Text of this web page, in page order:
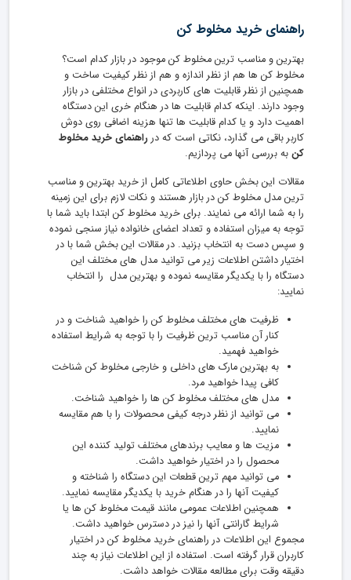
راهنمای خرید مخلوط کن
بهترین و مناسب ترین مخلوط کن موجود در بازار کدام است؟
مخلوط کن ها هم از نظر اندازه و هم از نظر کیفیت ساخت و
همچنین از نظر قابلیت های کاربردی در انواع مختلفی در بازار
وجود دارند. اینکه کدام قابلیت ها در هنگام خری این دستگاه
اهمیت دارد و یا کدام قابلیت ها تنها هزینه اضافی روی دوش
کاربر باقی می گذارد، نکاتی است که درراهنمای خرید مخلوط
کن به بررسی آنها می پردازیم.
مقالات این بخش حاوی اطلاعاتی کامل از خرید بهترین و مناسب
ترین مدل مخلوط کن در بازار هستند و نکات لازم برای این زمینه
را به شما ارائه می نمایند. برای خرید مخلوط کن ابتدا باید شما با
توجه به میزان استفاده و تعداد اعضای خانواده نیاز سنجی نموده
و سپس دست به انتخاب بزنید. در مقالات این بخش شما با در
اختیار داشتن اطلاعات زیر می توانید مدل های مختلف این
دستگاه را با یکدیگر مقایسه نموده و بهترین مدل را انتخاب
نمایید:
ظرفیت های مختلف مخلوط کن را خواهید شناخت و در
کنار آن مناسب ترین ظرفیت را با توجه به شرایط استفاده
خواهید فهمید.
به بهترین مارک های داخلی و خارجی مخلوط کن شناخت
کافی پیدا خواهید مرد.
مدل های مختلف مخلوط کن ها را خواهید شناخت.
می توانید از نظر درجه کیفی محصولات را با هم مقایسه
نمایید.
مزیت ها و معایب برندهای مختلف تولید کننده این
محصول را در اختیار خواهید داشت.
می توانید مهم ترین قطعات این دستگاه را شناخته و
کیفیت آنها را در هنگام خرید با یکدیگر مقایسه نمایید.
همچنین اطلاعات عمومی مانند قیمت مخلوط کن ها یا
شرایط گارانتی آنها را نیز در دسترس خواهید داشت.
مجموع این اطلاعات در راهنمای خرید مخلوط کن در اختیار
کاربران قرار گرفته است. استفاده از این اطلاعات نیاز به چند
دقیقه وقت برای مطالعه مقالات خواهد داشت.